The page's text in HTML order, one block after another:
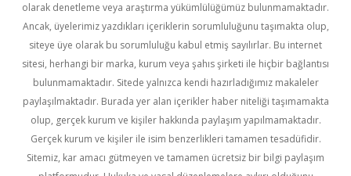
olarak denetleme veya araştırma yükümlülüğümüz bulunmamaktadır.
Ancak, üyelerimiz yazdıkları içeriklerin sorumluluğunu taşımakta olup,
siteye üye olarak bu sorumluluğu kabul etmiş sayılırlar. Bu internet
sitesi, herhangi bir marka, kurum veya şahıs şirketi ile hiçbir bağlantısı
bulunmamaktadır. Sitede yalnızca kendi hazırladığımız makaleler
paylaşılmaktadır. Burada yer alan içerikler haber niteliği taşımamakta
olup, gerçek kurum ve kişiler hakkında paylaşım yapılmamaktadır.
Gerçek kurum ve kişiler ile isim benzerlikleri tamamen tesadüfidir.
Sitemiz, kar amacı gütmeyen ve tamamen ücretsiz bir bilgi paylaşım